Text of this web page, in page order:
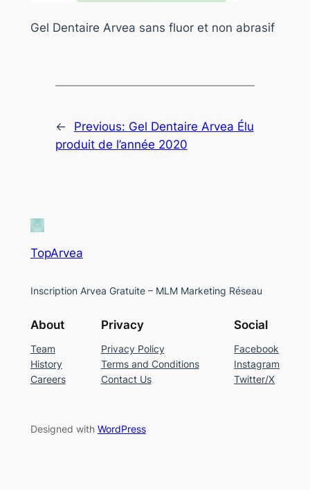
Gel Dentaire Arvea sans fluor et non abrasif
← Previous: Gel Dentaire Arvea Élu
produit de l’année 2020
TopArvea
Inscription Arvea Gratuite – MLM Marketing Réseau
About
Team
History
Careers
Privacy
Privacy Policy
Terms and Conditions
Contact Us
Social
Facebook
Instagram
Twitter/X
Designed with WordPress